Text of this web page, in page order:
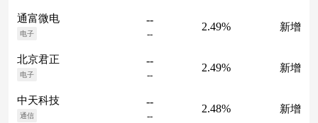
通富微电
电子
--
--
2.49% 新增
北京君正
电子
--
--
2.49% 新增
中天科技
通信
--
--
2.48% 新增